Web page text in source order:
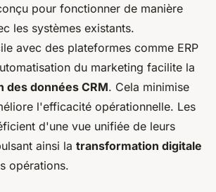
pour fonctionner de manière
les systèmes existants.
avec des plateformes comme ERP
du marketing facilite la
des données CRM. Cela minimise
l'efficacité opérationnelle. Les
d'une vue unifiée de leurs
ainsi la transformation digitale
opérations.